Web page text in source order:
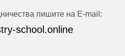
пишите на E-mail:
school.online